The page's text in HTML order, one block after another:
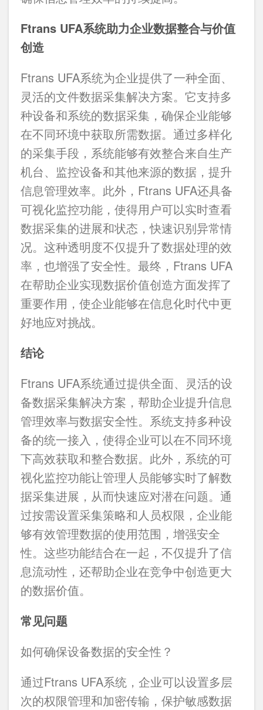
Ftrans UFA系统助力企业数据整合与价值
创造
Ftrans UFA系统为企业提供了一种全面、
灵活的文件数据采集解决方案。它支持多
种设备和系统的数据采集，确保企业能够
在不同环境中获取所需数据。通过多样化
的采集手段，系统能够有效整合来自生产
机台、监控设备和其他来源的数据，提升
信息管理效率。此外，Ftrans UFA还具备
可视化监控功能，使得用户可以实时查看
数据采集的进展和状态，快速识别异常情
况。这种透明度不仅提升了数据处理的效
率，也增强了安全性。最终，Ftrans UFA
在帮助企业实现数据价值创造方面发挥了
重要作用，使企业能够在信息化时代中更
好地应对挑战。
结论
Ftrans UFA系统通过提供全面、灵活的设
备数据采集解决方案，帮助企业提升信息
管理效率与数据安全性。系统支持多种设
备的统一接入，使得企业可以在不同环境
下高效获取和整合数据。此外，系统的可
视化监控功能让管理人员能够实时了解数
据采集进展，从而快速应对潜在问题。通
过按需设置采集策略和人员权限，企业能
够有效管理数据的使用范围，增强安全
性。这些功能结合在一起，不仅提升了信
息流动性，还帮助企业在竞争中创造更大
的数据价值。
常见问题
如何确保设备数据的安全性？
通过Ftrans UFA系统，企业可以设置多层
次的权限管理和加密传输，保护敏感数据